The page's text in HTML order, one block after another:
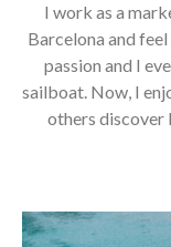
I work as a
Barcelona and
passion and I
sailboat. Now, I
others discover